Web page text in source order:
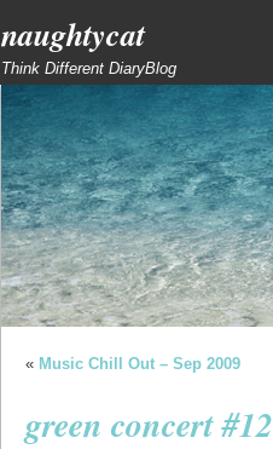
naughtycat
Think Different DiaryBlog
« Music Chill Out – Sep 2009
green concert #12